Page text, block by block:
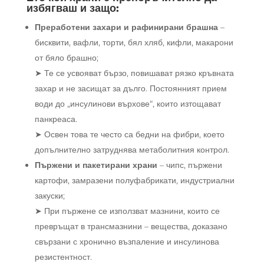
избягваш и защо:
Преработени захари и рафинирани брашна–
бисквити, вафли, торти, бял хляб, кифли, макарони
от бяло брашно;
➤ Те се усвояват бързо, повишават рязко кръвната
захар и не засищат за дълго. Постоянният прием
води до „инсулинови върхове“, които изтощават
панкреаса.
➤ Освен това те често са бедни на фибри, което
допълнително затруднява метаболитния контрол.
Пържени и пакетирани храни – чипс, пържени
картофи, замразени полуфабрикати, индустриални
закуски;
➤ При пържене се използват мазнини, които се
превръщат в трансмазнини – вещества, доказано
свързани с хронично възпаление и инсулинова
резистентност.